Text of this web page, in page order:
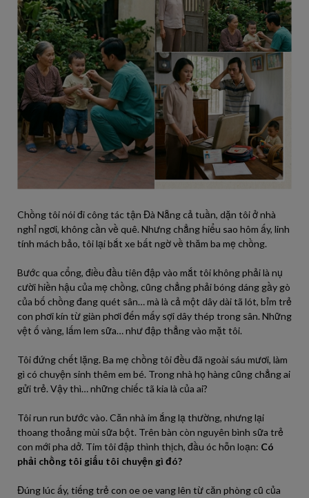
Chồng tôi nói đi công tác tận Đà Nẵng cả tuần, dặn tôi ở nhà
nghỉ ngơi, không cần về quê. Nhưng chẳng hiểu sao hôm ấy, linh
tính mách bảo, tôi lại bắt xe bất ngờ về thăm ba mẹ chồng.
Bước qua cổng, điều đầu tiên đập vào mắt tôi không phải là nụ
cười hiền hậu của mẹ chồng, cũng chẳng phải bóng dáng gầy gò
của bố chồng đang quét sân… mà là cả một dây dài tã lót, bỉm trẻ
con phơi kín từ giàn phơi đến mấy sợi dây thép trong sân. Những
vệt ố vàng, lấm lem sữa… như đập thẳng vào mặt tôi.
Tôi đứng chết lặng. Ba mẹ chồng tôi đều đã ngoài sáu mươi, làm
gì có chuyện sinh thêm em bé. Trong nhà họ hàng cũng chẳng ai
gửi trẻ. Vậy thì… những chiếc tã kia là của ai?
Tôi run run bước vào. Căn nhà im ắng lạ thường, nhưng lại
thoang thoảng mùi sữa bột. Trên bàn còn nguyên bình sữa trẻ
con mới pha dở. Tim tôi đập thình thịch, đầu óc hỗn loạn: Có
phải chồng tôi giấu tôi chuyện gì đó?
Đúng lúc ấy, tiếng trẻ con oe oe vang lên từ căn phòng cũ của